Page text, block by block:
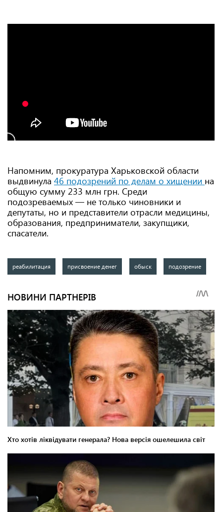
Напомним, прокуратура Харьковской области
выдвинула 46 подозрений по делам о хищении на
общую сумму 233 млн грн. Среди
подозреваемых — не только чиновники и
депутаты, но и представители отрасли медицины,
образования, предприниматели, закупщики,
спасатели.
реабилитация присвоение денег обыск подозрение